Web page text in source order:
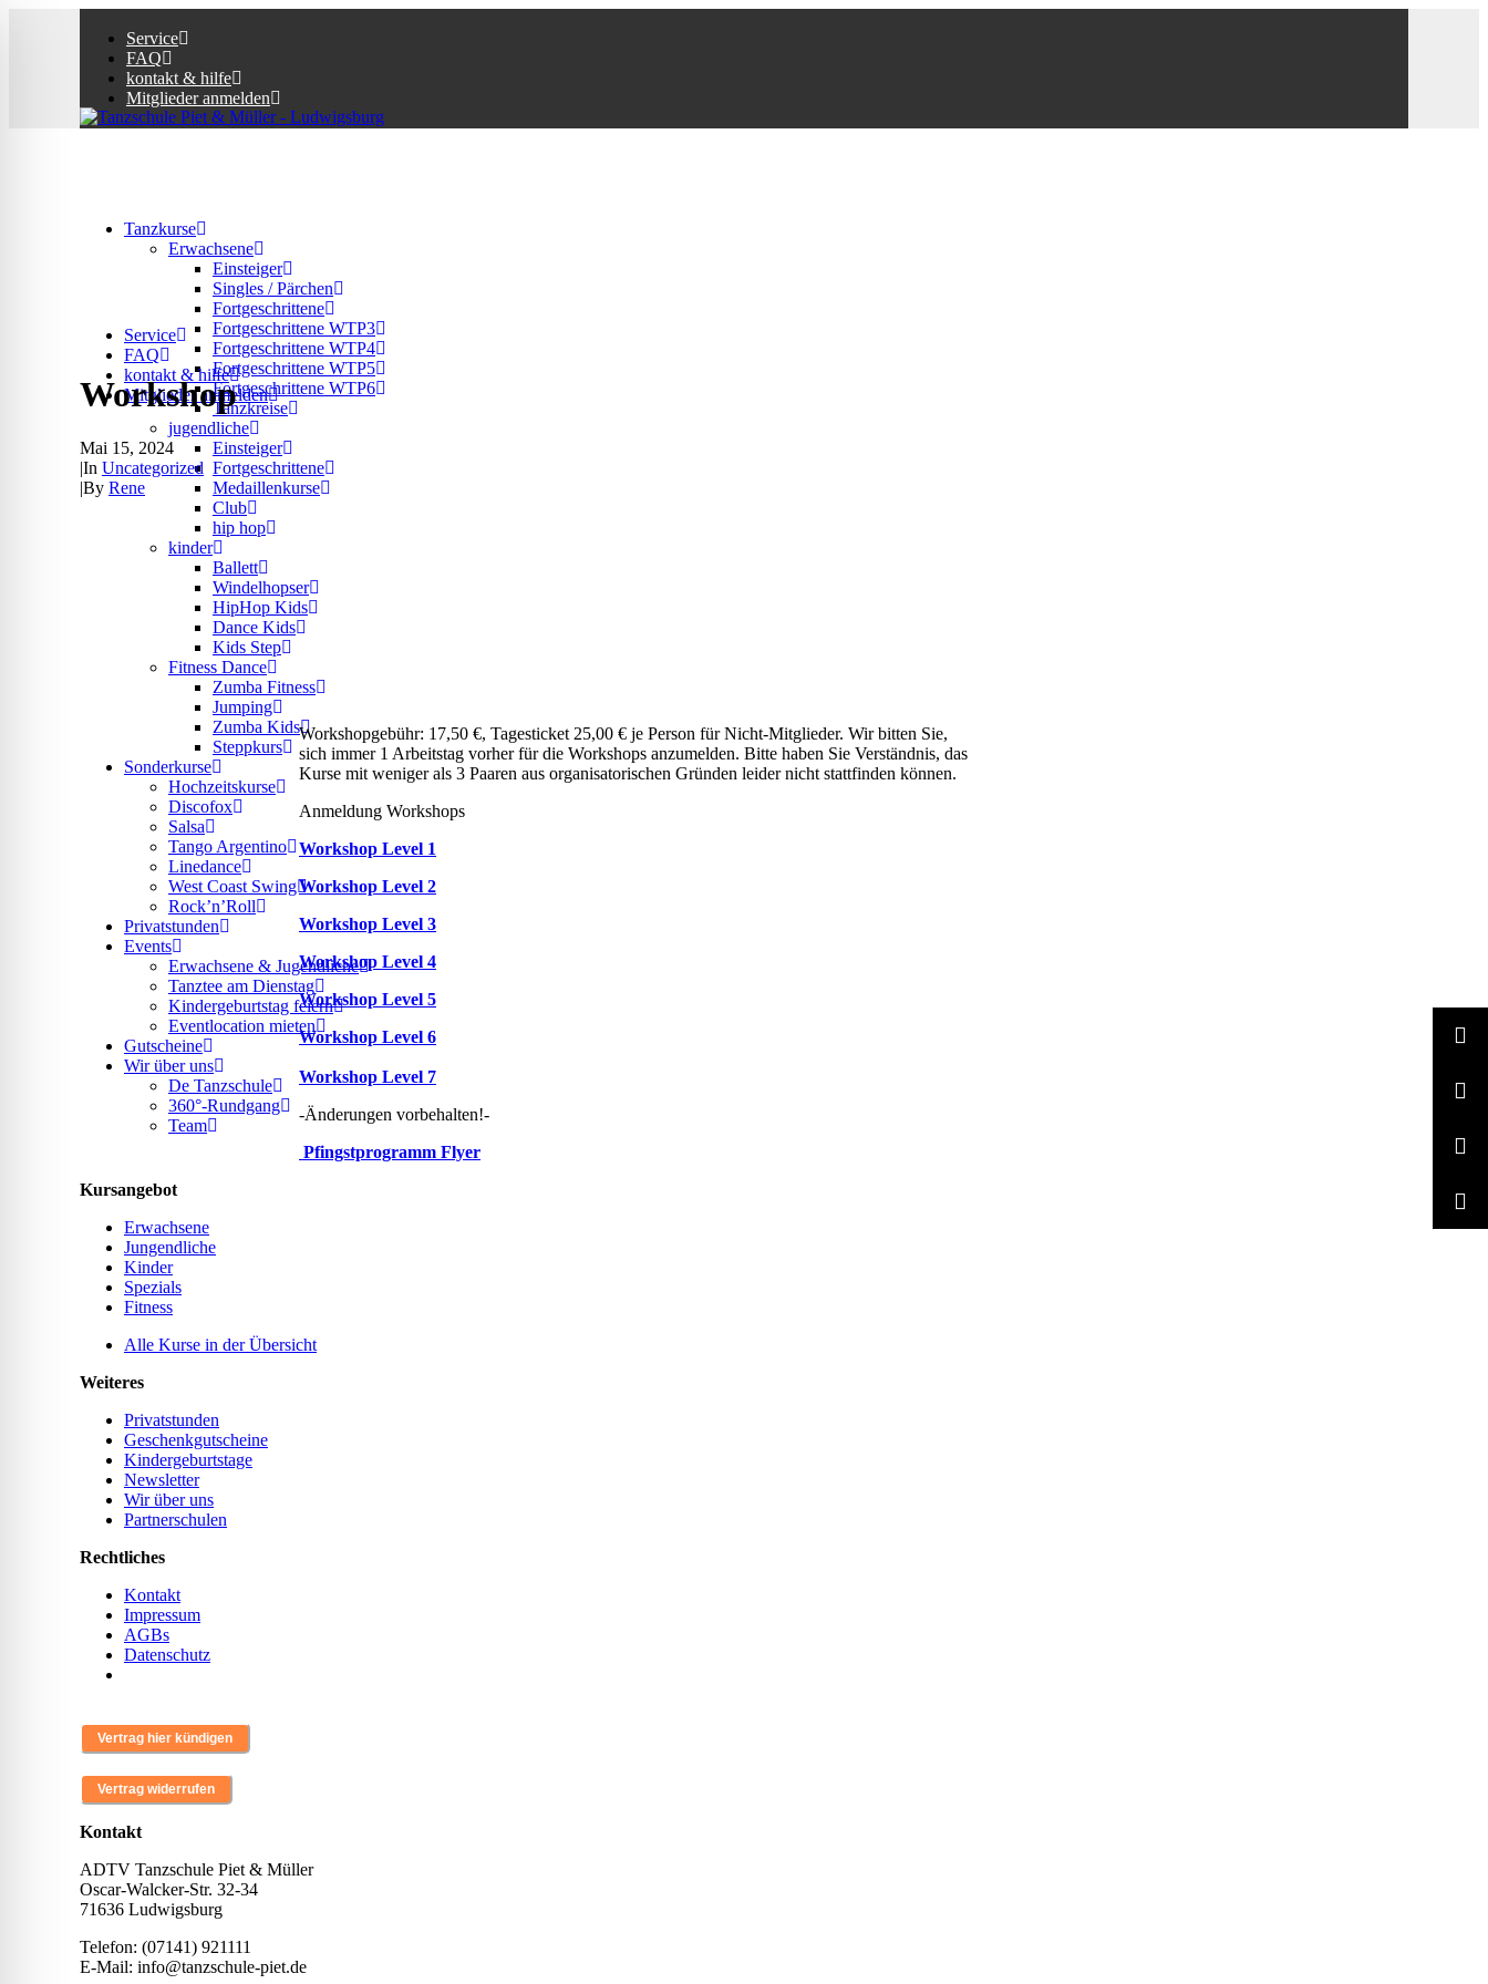
Service
FAQ
kontakt & hilfe
Mitglieder anmelden
Tanzkurse
Erwachsene
Einsteiger
Singles / Pärchen
Fortgeschrittene
Fortgeschrittene WTP3
Fortgeschrittene WTP4
Fortgeschrittene WTP5
Fortgeschrittene WTP6
Tanzkreise
jugendliche
Einsteiger
Fortgeschrittene
Medaillenkurse
Club
hip hop
kinder
Ballett
Windelhopser
HipHop Kids
Dance Kids
Kids Step
Fitness Dance
Zumba Fitness
Jumping
Zumba Kids
Steppkurs
Sonderkurse
Hochzeitskurse
Discofox
Salsa
Tango Argentino
Linedance
West Coast Swing
Rock’n’Roll
Privatstunden
Events
Erwachsene & Jugendliche
Tanztee am Dienstag
Kindergeburtstag feiern
Eventlocation mieten
Gutscheine
Wir über uns
De Tanzschule
360°-Rundgang
Team
Service
FAQ
kontakt & hilfe
Mitglieder anmelden
Workshop
Mai 15, 2024
|In Uncategorized
|By Rene
Workshopgebühr: 17,50 €, Tagesticket 25,00 € je Person für Nicht-Mitglieder. Wir bitten Sie,
sich immer 1 Arbeitstag vorher für die Workshops anzumelden. Bitte haben Sie Verständnis, das
Kurse mit weniger als 3 Paaren aus organisatorischen Gründen leider nicht stattfinden können.
Anmeldung Workshops
Workshop Level 1
Workshop Level 2
Workshop Level 3
Workshop Level 4
Workshop Level 5
Workshop Level 6
Workshop Level 7
-Änderungen vorbehalten!-
Pfingstprogramm Flyer
Kursangebot
Erwachsene
Jungendliche
Kinder
Spezials
Fitness
Alle Kurse in der Übersicht
Weiteres
Privatstunden
Geschenkgutscheine
Kindergeburtstage
Newsletter
Wir über uns
Partnerschulen
Rechtliches
Kontakt
Impressum
AGBs
Datenschutz
Kontakt
ADTV Tanzschule Piet & Müller
Oscar-Walcker-Str. 32-34
71636 Ludwigsburg
Telefon: (07141) 921111
E-Mail: info@tanzschule-piet.de